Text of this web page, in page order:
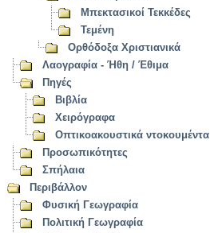
Μπεκτασικοί Τεκκέδες
Τεμένη
Ορθόδοξα Χριστιανικά
Λαογραφία - Ήθη / Έθιμα
Πηγές
Βιβλία
Χειρόγραφα
Οπτικοακουστικά ντοκουμέντα
Προσωπικότητες
Σπήλαια
Περιβάλλον
Φυσική Γεωγραφία
Πολιτική Γεωγραφία